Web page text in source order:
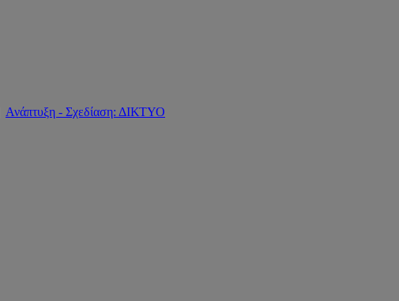
Ανάπτυξη - Σχεδίαση: ΔΙΚΤΥΟ